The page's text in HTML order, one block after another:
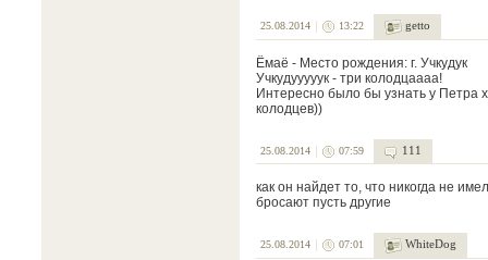
25.08.2014 13:22 getto
Ёмаё - Место рождения: г. Учкудук
Учкудууууук - три колодцаааа!
Интересно было бы узнать у Петра
колодцев))
25.08.2014 07:59 111
как он найдет то, что никогда не
бросают пусть другие
25.08.2014 07:01 WhiteDog